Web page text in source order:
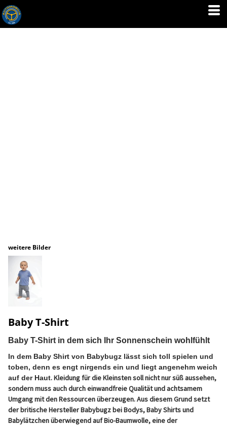
weitere Bilder
Baby T-Shirt
Baby T-Shirt in dem sich Ihr Sonnenschein wohlfühlt
In dem Baby Shirt von Babybugz lässt sich toll spielen und
toben, denn es engt nirgends ein und liegt angenehm weich
auf der Haut. Kleidung für die Kleinsten soll nicht nur süß aussehen,
sondern muss auch durch einwandfreie Qualität und achtsamem
Umgang mit den Ressourcen überzeugen. Aus diesem Grund setzt
der britische Hersteller Babybugz bei Bodys, Baby Shirts und
Babylätzchen überwiegend auf Bio-Baumwolle, eine der